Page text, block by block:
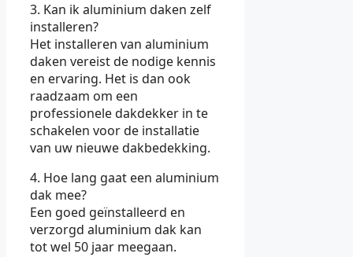
3. Kan ik aluminium daken zelf
installeren?
Het installeren van aluminium
daken vereist de nodige kennis
en ervaring. Het is dan ook
raadzaam om een
professionele dakdekker in te
schakelen voor de installatie
van uw nieuwe dakbedekking.
4. Hoe lang gaat een aluminium
dak mee?
Een goed geïnstalleerd en
verzorgd aluminium dak kan
tot wel 50 jaar meegaan.